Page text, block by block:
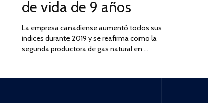
de vida de 9 años
La empresa canadiense aumentó todos sus
índices durante 2019 y se reafirma como la
segunda productora de gas natural en …